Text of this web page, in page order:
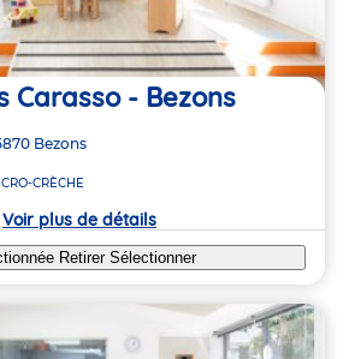
Carasso - Bezons
Bezons
CRÈCHE
Voir plus de détails
Retirer Sélectionner